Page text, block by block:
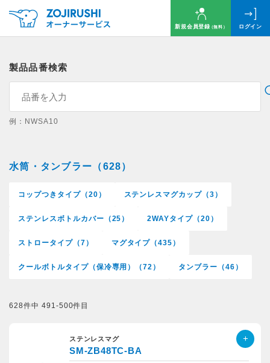
新規会員登録（無料） ログイン
製品品番検索
例：NWSA10
水筒・タンブラー（628）
コップつきタイプ（20） ステンレスマグカップ（3）
ステンレスボトルカバー（25） 2WAYタイプ（20）
ストロータイプ（7） マグタイプ（435）
クールボトルタイプ（保冷専用）（72） タンブラー（46）
628件中 491-500件目
ステンレスマグ
SM-ZB48TC-BA